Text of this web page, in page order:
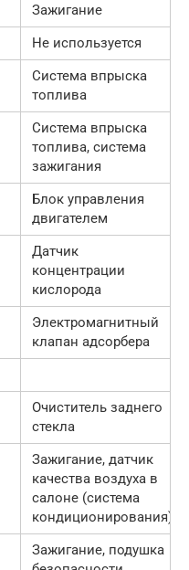
Зажигание
Не используется
Система впрыска
топлива
Система впрыска
топлива, система
зажигания
Блок управления
двигателем
Датчик
концентрации
кислорода
Электромагнитный
клапан адсорбера
Очиститель заднего
стекла
Зажигание, датчик
качества воздуха в
салоне (система
кондиционирования)
Зажигание, подушка